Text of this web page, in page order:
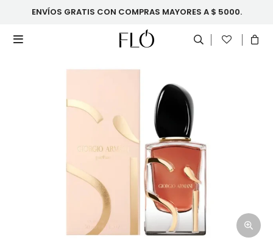
ENVÍOS GRATIS CON COMPRAS MAYORES A $ 5000.
